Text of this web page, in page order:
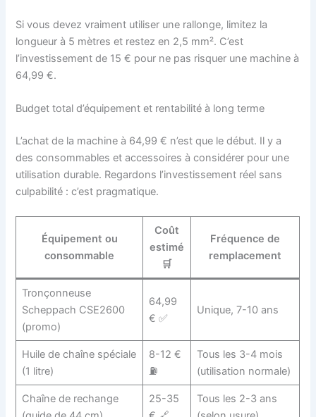
Si vous devez vraiment utiliser une rallonge, limitez la
longueur à 5 mètres et restez en 2,5 mm². C’est
l’investissement de 15 € pour ne pas risquer une machine à
64,99 €.
Budget total d’équipement et rentabilité à long terme
L’achat de la machine à 64,99 € n’est que le début. Il y a
des consommables et accessoires à considérer pour une
utilisation durable. Regardons l’investissement réel sans
culpabilité : c’est pragmatique.
Équipement ou
consommable
Coût
estimé
🛒
Fréquence de
remplacement
Tronçonneuse
Scheppach CSE2600
(promo)
64,99
€ ✅
Unique, 7-10 ans
Huile de chaîne spéciale
(1 litre)
8-12 €
⛽
Tous les 3-4 mois
(utilisation normale)
Chaîne de rechange
25-35
Tous les 2-3 ans